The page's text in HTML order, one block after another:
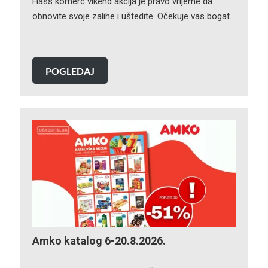
obnovite svoje zalihe i uštedite. Očekuje vas bogat…
POGLEDAJ
Amko katalog 6-20.8.2026.